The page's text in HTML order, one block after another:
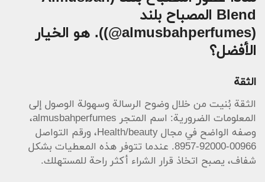
(@almusbahperfumes)). هو الخيار
الأفضل؟
الثقة
الثقة بُنيت من خلال وضوح الرسالة وسهولة الوصول إلى
المعلومات الضرورية: اسم المتجر almusbahperfumes،
وصفه الواضح في مجال Health/beauty، ورقم التواصل
00966-92000-8957. عندما تتوفر هذه المعطيات بشكل
شفاف، يصبح اتخاذ قرار الشراء أكثر راحة للمستهلك.